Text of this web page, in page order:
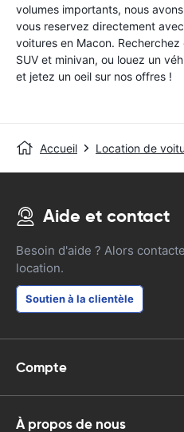
volumes importants, nous
vous reservez directement
voitures en Macon.
SUV et minivan, ou louez un
et jetez un oeil sur nos offres !
Accueil Location de
Aide et contact
Besoin d'aide ? Alors
location.
Soutien à la clientèle
Compte
À propos de nous